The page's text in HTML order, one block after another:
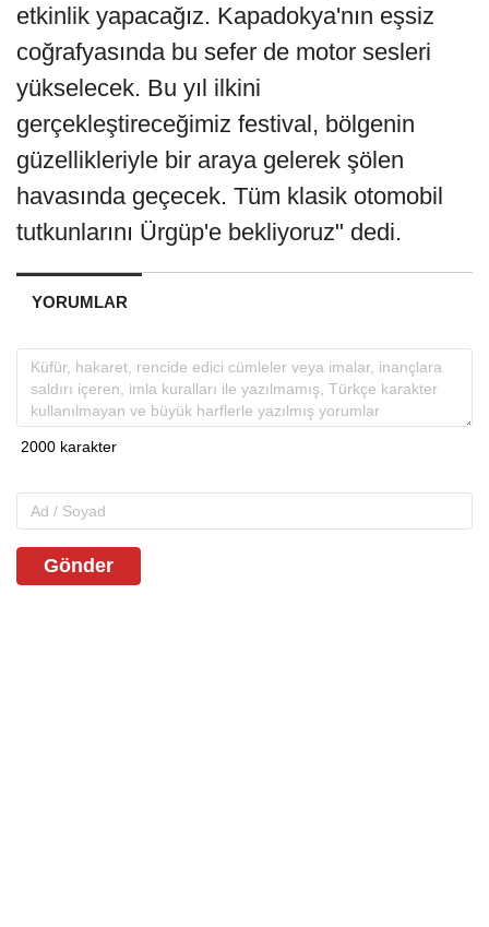
etkinlik yapacağız. Kapadokya'nın eşsiz
coğrafyasında bu sefer de motor sesleri
yükselecek. Bu yıl ilkini
gerçekleştireceğimiz festival, bölgenin
güzellikleriyle bir araya gelerek şölen
havasında geçecek. Tüm klasik otomobil
tutkunlarını Ürgüp'e bekliyoruz" dedi.
YORUMLAR
Gönder